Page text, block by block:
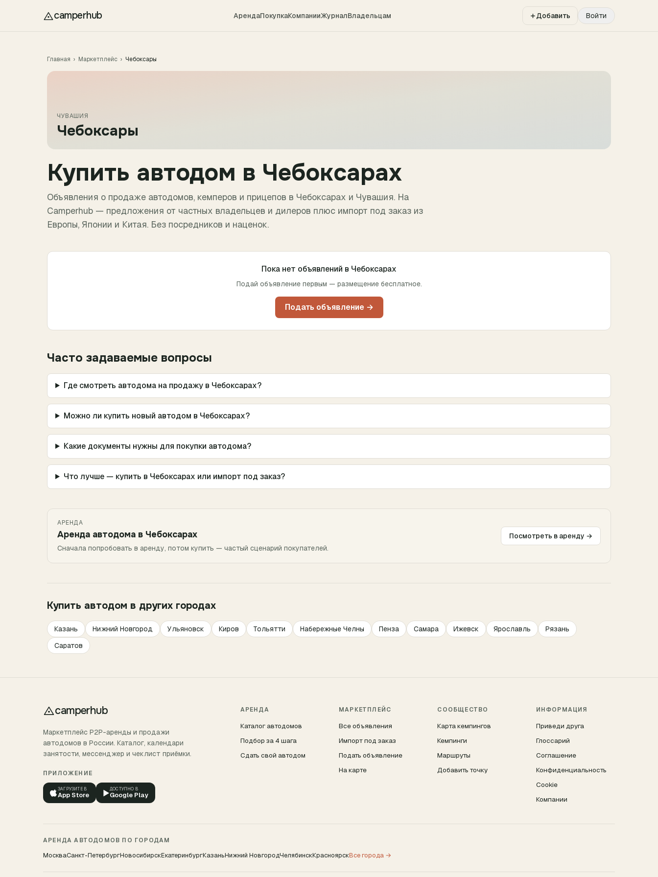
camperhub АрендаПокупкаКомпанииЖурналВладельцам Добавить Войти
Главная › Маркетплейс › Чебоксары
ЧУВАШИЯ
Чебоксары
Купить автодом в Чебоксарах
Объявления о продаже автодомов, кемперов и прицепов в Чебоксарах и Чувашия. На
Camperhub — предложения от частных владельцев и дилеров плюс импорт под заказ из
Европы, Японии и Китая. Без посредников и наценок.
Пока нет объявлений в Чебоксарах
Подай объявление первым — размещение бесплатное.
Подать объявление →
Часто задаваемые вопросы
Где смотреть автодома на продажу в Чебоксарах?
Можно ли купить новый автодом в Чебоксарах?
Какие документы нужны для покупки автодома?
Что лучше — купить в Чебоксарах или импорт под заказ?
АРЕНДА
Аренда автодома в Чебоксарах
Сначала попробовать в аренду, потом купить — частый сценарий покупателей.
Посмотреть в аренду →
Купить автодом в других городах
Казань Нижний Новгород Ульяновск Киров Тольятти Набережные Челны Пенза Самара Ижевск Ярославль
Рязань
Саратов
camperhub
Маркетплейс P2P-аренды и продажи
автодомов в России. Каталог, календари
занятости, мессенджер и чеклист приёмки.
ПРИЛОЖЕНИЕ
ЗАГРУЗИТЕ В
App Store ▶ДОСТУПНО В
Google Play
АРЕНДА
Каталог автодомов
Подбор за 4 шага
Сдать свой автодом
МАРКЕТПЛЕЙС
Все объявления
Импорт под заказ
Подать объявление
На карте
СООБЩЕСТВО
Карта кемпингов
Кемпинги
Маршруты
Добавить точку
ИНФОРМАЦИЯ
Приведи друга
Глоссарий
Соглашение
Конфиденциальность
Cookie
Компании
АРЕНДА АВТОДОМОВ ПО ГОРОДАМ
МоскваСанкт-ПетербургНовосибирскЕкатеринбургКазаньНижний НовгородЧелябинскКрасноярскВсе города →